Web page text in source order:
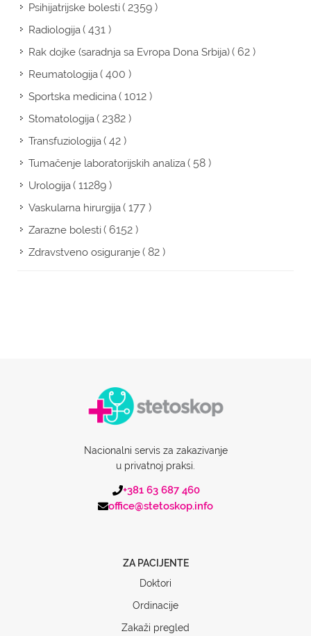
Psihijatrijske bolesti( 2359 )
Radiologija( 431 )
Rak dojke (saradnja sa Evropa Dona Srbija)( 62 )
Reumatologija( 400 )
Sportska medicina( 1012 )
Stomatologija( 2382 )
Transfuziologija( 42 )
Tumačenje laboratorijskih analiza( 58 )
Urologija( 11289 )
Vaskularna hirurgija( 177 )
Zarazne bolesti( 6152 )
Zdravstveno osiguranje( 82 )
Nacionalni servis za zakazivanje
u privatnoj praksi.
+381 63 687 460
office@stetoskop.info
ZA PACIJENTE
Doktori
Ordinacije
Zakaži pregled